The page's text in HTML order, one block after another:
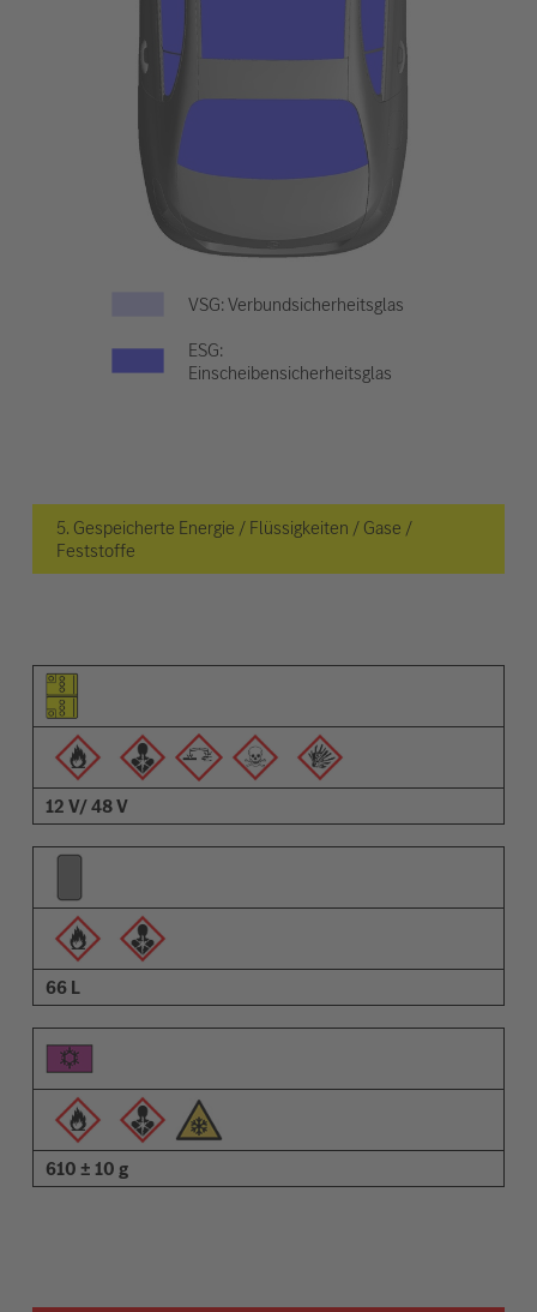
VSG: Verbundsicherheitsglas
ESG:
Einscheibensicherheitsglas
5. Gespeicherte Energie / Flüssigkeiten / Gase /
Feststoffe
Piktogramm des Elements
Pictrogramme der Warnungen
Beschreibung
12 V/ 48 V
66 L
610 ± 10 g